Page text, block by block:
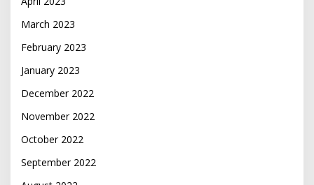
March 2023
February 2023
January 2023
December 2022
November 2022
October 2022
September 2022